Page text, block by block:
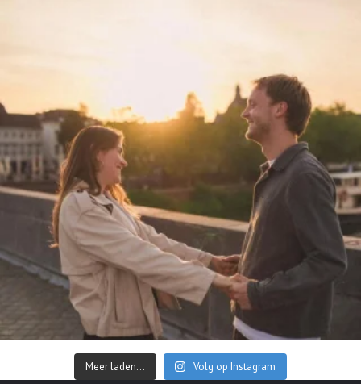
Meer laden... Volg op Instagram